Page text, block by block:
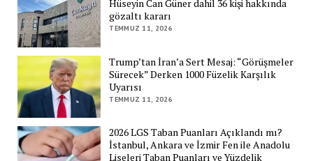
Hüseyin Can Güner dahil 36 kişi hakkında
gözaltı kararı
TEMMUZ 11, 2026
Trump’tan İran’a Sert Mesaj: “Görüşmeler
Sürecek” Derken 1000 Füzelik Karşılık
Uyarısı
TEMMUZ 11, 2026
2026 LGS Taban Puanları Açıklandı mı?
İstanbul, Ankara ve İzmir Fen ile Anadolu
Liseleri Taban Puanları ve Yüzdelik